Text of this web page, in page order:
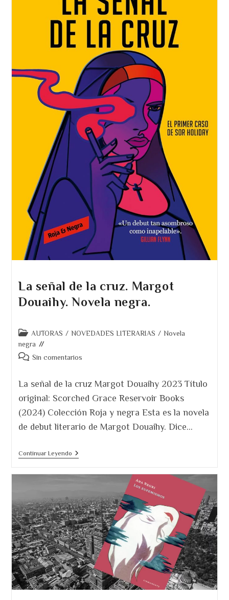
La señal de la cruz. Margot
Douaihy. Novela negra.
Categoría
de
la
AUTORAS / NOVEDADES LITERARIAS / Novela
negra
Comentarios
entrada:
Sin comentarios
La señal de la cruz Margot Douaihy 2023 Título
original: Scorched Grace Reservoir Books
(2024) Colección Roja y negra Esta es la novela
de debut literario de Margot Douaihy. Dice…
Continuar LeyendoLa
Douaihy.
Novela
Negra.